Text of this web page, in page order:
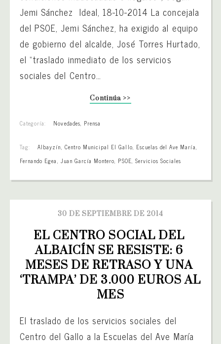
Jemi Sánchez Ideal, 18-10-2014 La concejala
del PSOE, Jemi Sánchez, ha exigido al equipo
de gobierno del alcalde, José Torres Hurtado,
el “traslado inmediato de los servicios
sociales del Centro…
Continúa >>
Categoría: Novedades, Prensa
Tag: Albayzín, Centro Municipal El Gallo, Escuelas del Ave María,
Fernando Egea, Juan García Montero, PSOE, Servicios Sociales
30 DE SEPTIEMBRE DE 2014
EL CENTRO SOCIAL DEL
ALBAICÍN SE RESISTE: 6
MESES DE RETRASO Y UNA
‘TRAMPA’ DE 3.000 EUROS AL
MES
El traslado de los servicios sociales del
Centro del Gallo a la Escuelas del Ave María